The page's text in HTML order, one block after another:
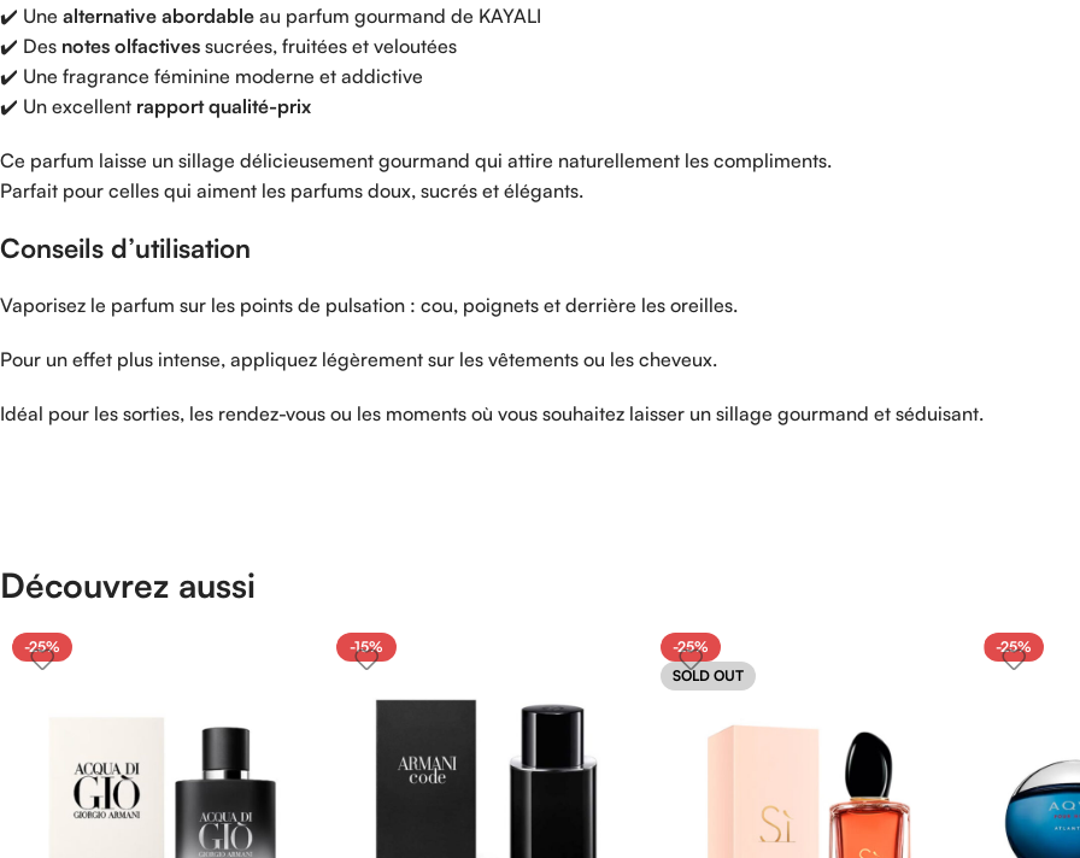
✔️ Une alternative abordable au parfum gourmand de KAYALI
✔️ Des notes olfactives sucrées, fruitées et veloutées
✔️ Une fragrance féminine moderne et addictive
✔️ Un excellent rapportqualité-prix
Ce parfum laisse un sillage délicieusement gourmand qui attire naturellement les compliments.
Parfait pour celles qui aiment les parfums doux, sucrés et élégants.
Conseils d’utilisation
Vaporisez le parfum sur les points de pulsation : cou, poignets et derrière les oreilles.
Pour un effet plus intense, appliquez légèrement sur les vêtements ou les cheveux.
Idéal pour les sorties, les rendez-vous ou les moments où vous souhaitez laisser un sillage gourmand et séduisant.
Découvrez aussi
-25% -15%
-25%
SOLD OUT
-25%